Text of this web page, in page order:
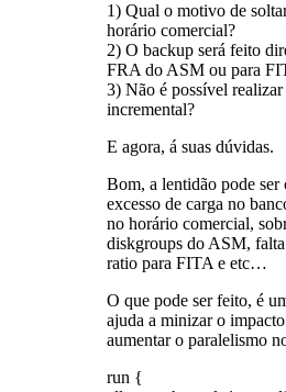
1) Qual o motivo de
horário comercial?
2) O backup será feito
FRA do ASM ou para
3) Não é possível
incremental?
E agora, á suas dúvidas.
Bom, a lentidão pode ser
excesso de carga no
no horário comercial,
diskgroups do ASM,
ratio para FITA e etc…
O que pode ser feito, é
ajuda a minizar o
aumentar o paralelismo
run {